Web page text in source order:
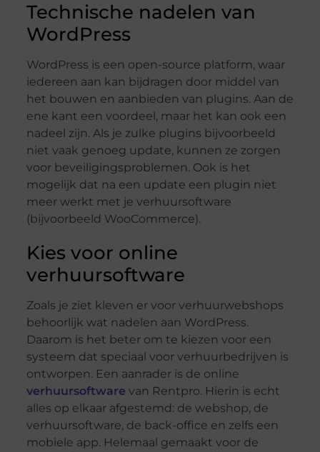
Technische nadelen van
WordPress
WordPress is een open-source platform, waar
iedereen aan kan bijdragen door middel van
het bouwen en aanbieden van plugins. Aan de
ene kant een voordeel, maar het kan ook een
nadeel zijn. Als je zulke plugins bijvoorbeeld
niet vaak genoeg update, kunnen ze zorgen
voor beveiligingsproblemen. Ook is het
mogelijk dat na een update een plugin niet
meer werkt met je verhuursoftware
(bijvoorbeeld WooCommerce).
Kies voor online
verhuursoftware
Zoals je ziet kleven er voor verhuurwebshops
behoorlijk wat nadelen aan WordPress.
Daarom is het beter om te kiezen voor een
systeem dat speciaal voor verhuurbedrijven is
ontworpen. Een aanrader is de online
verhuursoftware van Rentpro. Hierin is echt
alles op elkaar afgestemd: de webshop, de
verhuursoftware, de back-office en zelfs een
mobiele app. Helemaal gemaakt voor de